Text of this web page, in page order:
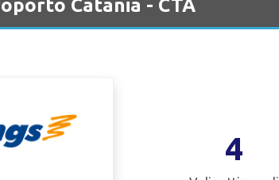
Catania - CTA
4